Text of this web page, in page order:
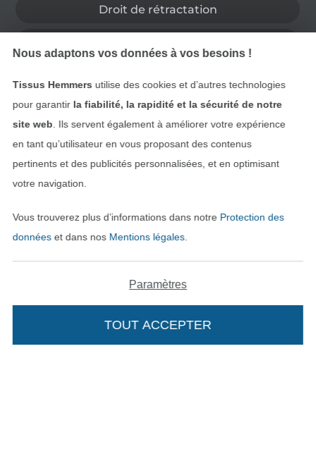
Ajouter à mon panier
Droit de rétractation
Rétractation de commande
Trouvez plus d’idées
Nederlands
Passer à la boutique
Français
Passer à la
Nous adaptons vos données à vos besoins !
Tissus Hemmers utilise des cookies et d’autres technologies
pour garantir la fiabilité, la rapidité et la sécurité de notre
site web . Ils servent également à améliorer votre expérience
en tant qu’utilisateur en vous proposant des contenus
pertinents et des publicités personnalisées, et en optimisant
votre navigation.
Vous trouverez plus d’informations dans notre Protection des
donnéeset dans nos Mentions légales.
Paramètres
TOUT ACCEPTER